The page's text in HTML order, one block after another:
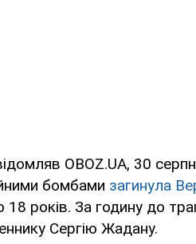
OBOZ.UA, 30
бомбами загинула
18 років. За годину до
Сергію Жадану.